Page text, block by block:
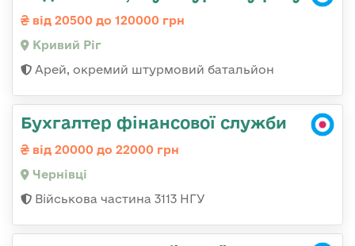
від 20500 до 120000 грн
Кривий Ріг
Арей, окремий штурмовий батальйон
Бухгалтер фінансової служби
від 20000 до 22000 грн
Чернівці
Військова частина 3113 НГУ